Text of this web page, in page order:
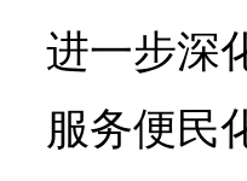
进一步深
服务便民